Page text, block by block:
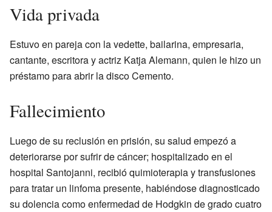
Vida privada
Estuvo en pareja con la vedette, bailarina, empresaria,
cantante, escritora y actriz Katja Alemann, quien le hizo un
préstamo para abrir la disco Cemento.
Fallecimiento
Luego de su reclusión en prisión, su salud empezó a
deteriorarse por sufrir de cáncer; hospitalizado en el
hospital Santojanni, recibió quimioterapia y transfusiones
para tratar un linfoma presente, habiéndose diagnosticado
su dolencia como enfermedad de Hodgkin de grado cuatro